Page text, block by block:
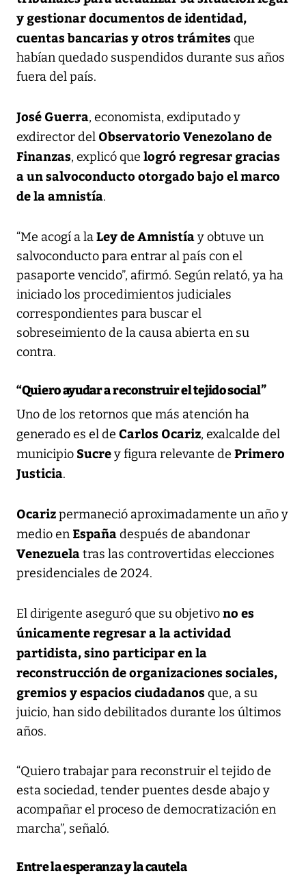
y gestionar documentos de identidad,
cuentas bancarias y otros trámitesque
habían quedado suspendidos durante sus años
fuera del país.
José Guerra, economista, exdiputado y
exdirector del Observatorio Venezolano de
Finanzas, explicó que logró regresar gracias
a un salvoconducto otorgado bajo el marco
de la amnistía.
“Me acogí a laLey de Amnistíay obtuve un
salvoconducto para entrar al país con el
pasaporte vencido”, afirmó. Según relató, ya ha
iniciado los procedimientos judiciales
correspondientes para buscar el
sobreseimiento de la causa abierta en su
contra.
“Quiero ayudar a reconstruir el tejido social”
Uno de los retornos que más atención ha
generado es el de Carlos Ocariz, exalcalde del
municipio Sucrey figura relevante de Primero
Justicia.
Ocarizpermaneció aproximadamente un año y
medio en Españadespués de abandonar
Venezuelatras las controvertidas elecciones
presidenciales de 2024.
El dirigente aseguró que su objetivono es
únicamente regresar a la actividad
partidista, sino participar en la
reconstrucción de organizaciones sociales,
gremios y espacios ciudadanosque, a su
juicio, han sido debilitados durante los últimos
años.
“Quiero trabajar para reconstruir el tejido de
esta sociedad, tender puentes desde abajo y
acompañar el proceso de democratización en
marcha”, señaló.
Entre la esperanza y la cautela